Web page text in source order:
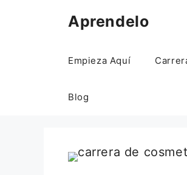
Aprendelo
Empieza Aquí
Blog